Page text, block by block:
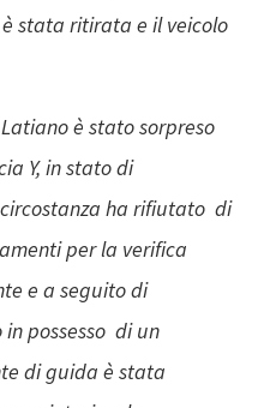
stata ritirata e il veicolo
è stato sorpreso
Y, in stato di
ha rifiutato di
per la verifica
e a seguito di
possesso di un
di guida è stata